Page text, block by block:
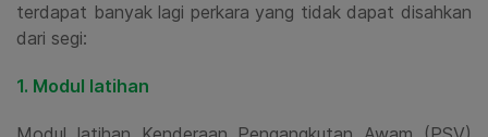
terdapat banyak lagi perkara yang tidak dapat disahkan
dari segi:
1. Modul latihan